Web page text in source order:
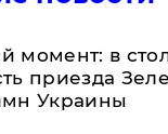
момент: в
приезда
Украины